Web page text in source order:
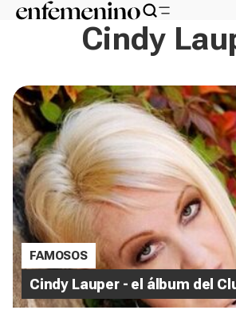
Cindy
FAMOSOS
Cindy Lauper - el álbum del